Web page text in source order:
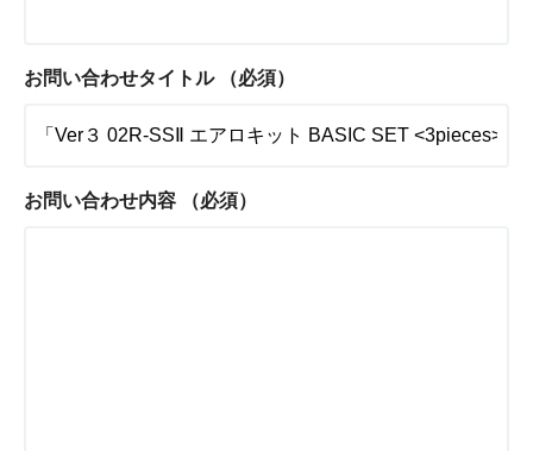
お問い合わせタイトル （必須）
お問い合わせ内容 （必須）